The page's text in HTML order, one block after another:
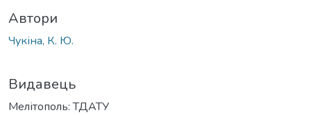
Автори
Чукіна, К. Ю.
Видавець
Мелітополь: ТДАТУ